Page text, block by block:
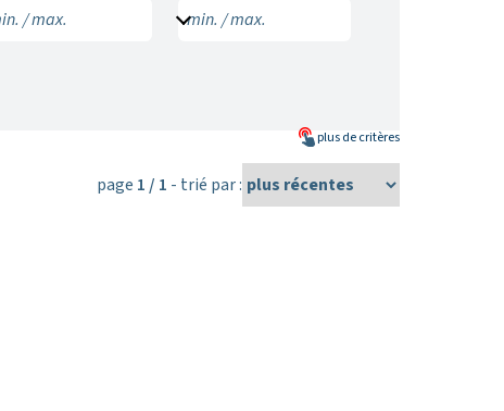
/ max. min. / max.
plus decritères
page 1 / 1 - trié par :